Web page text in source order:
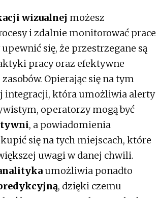
wizualnej możesz
i zdalnie monitorować prace
się, że przestrzegane są
pracy oraz efektywne
Opierając się na tym
integracji, która umożliwia alerty
operatorzy mogą być
, a powiadomienia
się na tych miejscach, które
uwagi w danej chwili.
umożliwia ponadto
, dzięki czemu